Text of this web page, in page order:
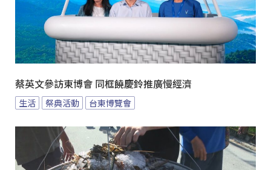
蔡英文參訪東博會 同框饒慶鈴推廣慢經濟
生活 祭典活動 台東博覽會